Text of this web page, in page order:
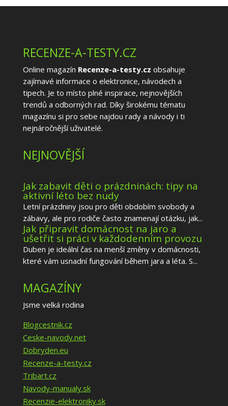
RECENZE-A-TESTY.CZ
Online magazín Recenze-a-testy.cz obsahuje
zajímavé informace o elektronice, návodech a
tipech. Je to místo plné inspirace, nejnovějších
trendů a odborných rad. Díky širokému tématu
magazínu si pro sebe najdou rady a návody i ti
nejnáročnější uživatelé.
NEJNOVĚJŠÍ
Jak zabavit děti o prázdninách: tipy na
aktivní léto bez nudy
Letní prázdniny jsou pro děti obdobím svobody a
zábavy, ale pro rodiče často znamenají otázku, jak...
Jak připravit domácnost na jaro a
ušetřit si práci v každodenním provozu
Duben je ideální čas na menší změny v domácnosti,
které vám usnadní fungování během jara a léta. S...
MAGAZÍNY
Jsme velká rodina
Blogcestnik.cz
Ceske-navody.net
Dobryden.eu
Recenze-a-testy.cz
Tribart.cz
Navody-manualy.sk
Recenzie-elektroniky.sk